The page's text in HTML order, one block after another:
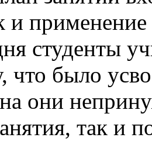
и
студенты
что было
они
так и